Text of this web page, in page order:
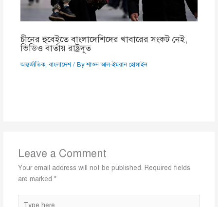
চীনের হুবেইতে বাংলাদেশিদের খাবারের সংকট নেই,
ভিডিও বার্তায় রাষ্ট্রদূত
আন্তর্জাতিক,বাংলাদেশ/ Byশাওন আল-ইমরান হোসাইন
Leave a Comment
Your email address will not be published. Required fields
are marked *